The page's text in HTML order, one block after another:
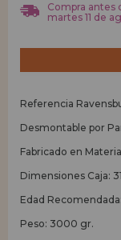
Compra antes
martes 11 de
Referencia
Desmontable por
Fabricado en
Dimensiones Caja:
Edad
Peso: 3000 gr.